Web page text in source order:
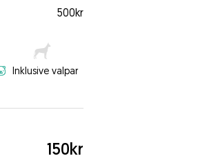
500kr
Inklusive valpar
150kr